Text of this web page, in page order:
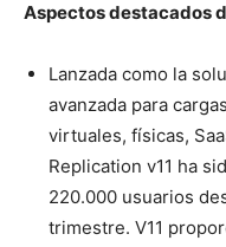
Aspectos destacados
Lanzada como la
avanzada para
virtuales, físicas,
Replication v11 ha
220.000 usuarios
trimestre. V11